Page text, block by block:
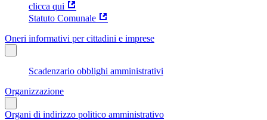
clicca qui
Statuto Comunale
Oneri informativi per cittadini e imprese
Scadenzario obblighi amministrativi
Organizzazione
Organi di indirizzo politico amministrativo